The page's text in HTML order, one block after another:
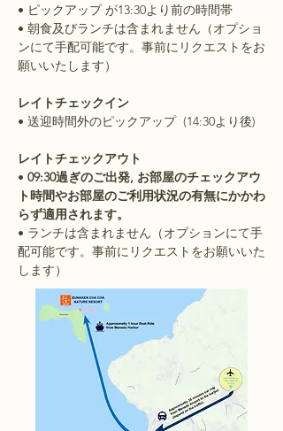
• ピックアップ が13:30より前の時間帯
• 朝食及びランチは含まれません（オプショ
ンにて手配可能です。事前にリクエストをお
願いいたします）
レイトチェックイン
• 送迎時間外のピックアップ (14:30より後)
レイトチェックアウト
• 09:30過ぎのご出発, お部屋のチェックアウ
ト時間やお部屋のご利用状況の有無にかかわ
らず適用されます。
• ランチは含まれません（オプションにて手
配可能です。事前にリクエストをお願いいた
します）